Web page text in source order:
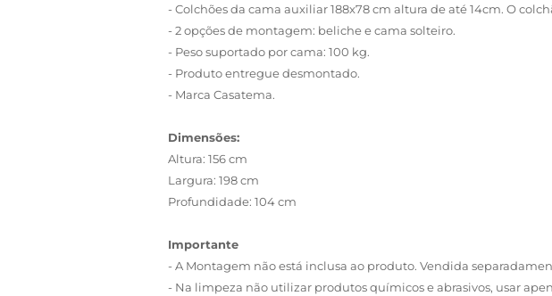
- Colchões da cama auxiliar 188x78 cm altura de até 14cm. O
- 2 opções de montagem: beliche e cama solteiro.
- Peso suportado por cama: 100 kg.
- Produto entregue desmontado.
- Marca Casatema.
Dimensões:
Altura: 156 cm
Largura: 198 cm
Profundidade: 104 cm
Importante
- A Montagem não está inclusa ao produto. Vendida
- Na limpeza não utilizar produtos químicos e abrasivos, usar